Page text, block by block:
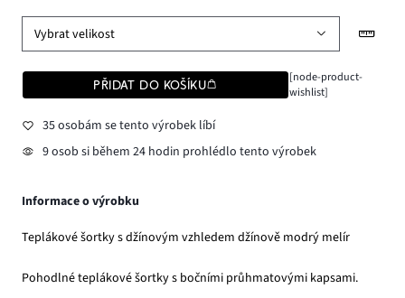
Vybrat velikost
PŘIDAT DO KOŠÍKU
[node-product-
wishlist]
35 osobám se tento výrobek líbí
9 osob si během 24 hodin prohlédlo tento výrobek
Informace o výrobku
Teplákové šortky s džínovým vzhledem džínově modrý melír
Pohodlné teplákové šortky s bočními průhmatovými kapsami.